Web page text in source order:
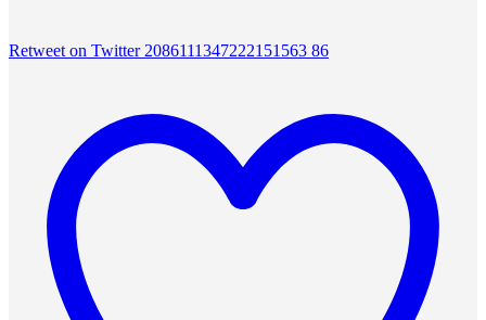
Retweet on Twitter 2086111347222151563 86